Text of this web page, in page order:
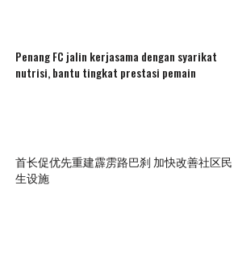
Penang FC jalin kerjasama dengan syarikat
nutrisi, bantu tingkat prestasi pemain
首长促优先重建霹雳路巴刹 加快改善社区民
生设施